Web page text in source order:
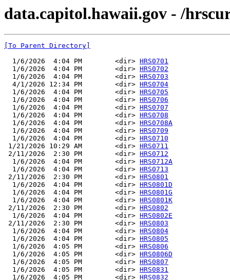
data.capitol.hawaii.gov - /
[To Parent Directory]
  1/6/2026  4:04 PM        <dir>
HRS0701
  1/6/2026  4:04 PM        <dir>
HRS0702
  1/6/2026  4:04 PM        <dir>
HRS0703
  4/1/2026 12:34 PM        <dir>
HRS0704
  1/6/2026  4:04 PM        <dir>
HRS0705
  1/6/2026  4:04 PM        <dir>
HRS0706
  1/6/2026  4:04 PM        <dir>
HRS0707
  1/6/2026  4:04 PM        <dir>
HRS0708
  1/6/2026  4:04 PM        <dir>
HRS0708A
  1/6/2026  4:04 PM        <dir>
HRS0709
  1/6/2026  4:04 PM        <dir>
HRS0710
1/21/2026 10:29 AM        <dir> HRS0711
2/11/2026  2:30 PM        <dir> HRS0712
  1/6/2026  4:04 PM        <dir>
HRS0712A
  1/6/2026  4:04 PM        <dir>
HRS0713
2/11/2026  2:30 PM        <dir> HRS0801
  1/6/2026  4:04 PM        <dir>
HRS0801D
  1/6/2026  4:04 PM        <dir>
HRS0801G
  1/6/2026  4:04 PM        <dir>
HRS0801K
2/11/2026  2:30 PM        <dir> HRS0802
  1/6/2026  4:04 PM        <dir>
HRS0802E
2/11/2026  2:30 PM        <dir> HRS0803
  1/6/2026  4:04 PM        <dir>
HRS0804
  1/6/2026  4:04 PM        <dir>
HRS0805
  1/6/2026  4:05 PM        <dir>
HRS0806
  1/6/2026  4:05 PM        <dir>
HRS0806D
  1/6/2026  4:05 PM        <dir>
HRS0807
  1/6/2026  4:05 PM        <dir>
HRS0831
  1/6/2026  4:05 PM        <dir>
HRS0832